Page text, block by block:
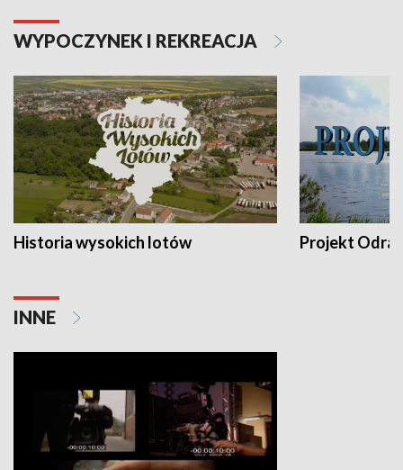
WYPOCZYNEK I REKREACJA
Historia wysokich lotów Projekt Odra
INNE